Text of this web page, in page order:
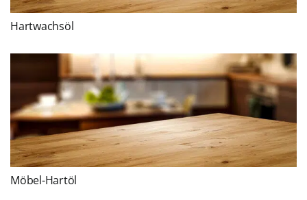
Hartwachsöl
Möbel-Hartöl